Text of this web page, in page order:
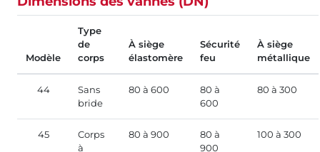
Modèle
Type
de
corps
À siège
élastomère
Sécurité
feu
À siège
métallique
44
Sans
bride
80 à 600
80 à
600
80 à 300
45
Corps
à
80 à 900
80 à
900
100 à 300